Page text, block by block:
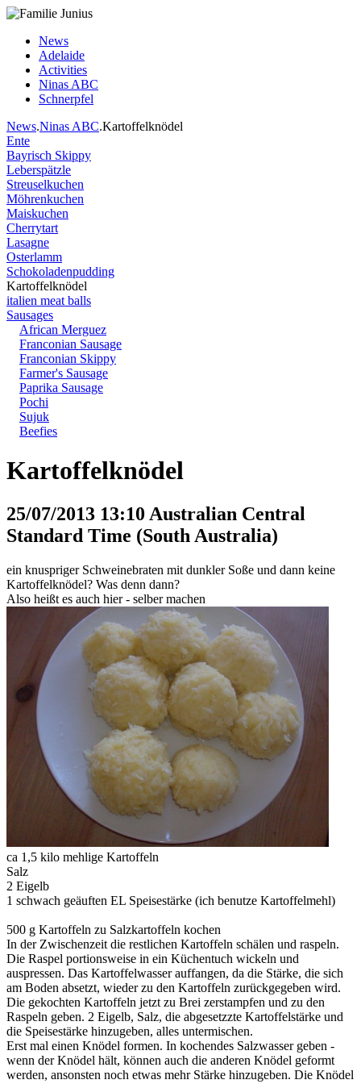
News
Adelaide
Activities
Ninas ABC
Schnerpfel
News.Ninas ABC.Kartoffelknödel
Ente
Bayrisch Skippy
Leberspätzle
Streuselkuchen
Möhrenkuchen
Maiskuchen
Cherrytart
Lasagne
Osterlamm
Schokoladenpudding
Kartoffelknödel
italien meat balls
Sausages
African Merguez
Franconian Sausage
Franconian Skippy
Farmer's Sausage
Paprika Sausage
Pochi
Sujuk
Beefies
Kartoffelknödel
25/07/2013 13:10 Australian Central
Standard Time (South Australia)
ein knuspriger Schweinebraten mit dunkler Soße und dann keine
Kartoffelknödel? Was denn dann?
Also heißt es auch hier - selber machen
ca 1,5 kilo mehlige Kartoffeln
Salz
2 Eigelb
1 schwach geäuften EL Speisestärke (ich benutze Kartoffelmehl)
500 g Kartoffeln zu Salzkartoffeln kochen
In der Zwischenzeit die restlichen Kartoffeln schälen und raspeln.
Die Raspel portionsweise in ein Küchentuch wickeln und
auspressen. Das Kartoffelwasser auffangen, da die Stärke, die sich
am Boden absetzt, wieder zu den Kartoffeln zurückgegeben wird.
Die gekochten Kartoffeln jetzt zu Brei zerstampfen und zu den
Raspeln geben. 2 Eigelb, Salz, die abgesetzzte Kartoffelstärke und
die Speisestärke hinzugeben, alles untermischen.
Erst mal einen Knödel formen. In kochendes Salzwasser geben -
wenn der Knödel hält, können auch die anderen Knödel geformt
werden, ansonsten noch etwas mehr Stärke hinzugeben. Die Knödel